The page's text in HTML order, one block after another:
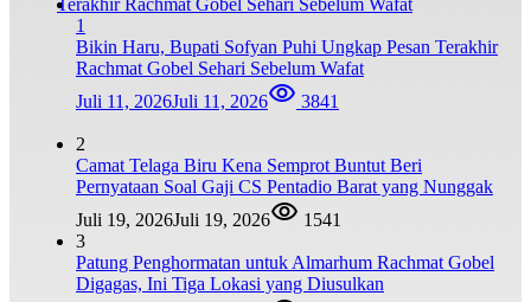
1
Bikin Haru, Bupati Sofyan Puhi Ungkap Pesan Terakhir
Rachmat Gobel Sehari Sebelum Wafat
Juli 11, 2026Juli 11, 2026 3841
2
Camat Telaga Biru Kena Semprot Buntut Beri
Pernyataan Soal Gaji CS Pentadio Barat yang Nunggak
Juli 19, 2026Juli 19, 2026
1541
3
Patung Penghormatan untuk Almarhum Rachmat Gobel
Digagas, Ini Tiga Lokasi yang Diusulkan